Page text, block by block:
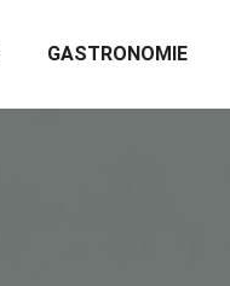
GASTRONOMIE